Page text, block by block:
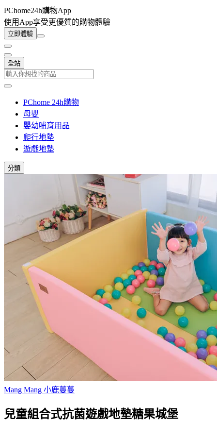
PChome24h購物App
使用App享受更優質的購物體驗
立即體驗
全站
PChome 24h購物
母嬰
嬰幼哺育用品
爬行地墊
遊戲地墊
分類
Mang Mang 小鹿蔓蔓
兒童組合式抗菌遊戲地墊糖果城堡